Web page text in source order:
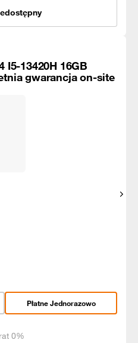
I5-13420H 16GB
gwarancja on-site
Płatne Jednorazowo
0%